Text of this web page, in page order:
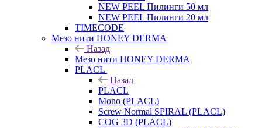
NEW PEEL Пилинги 50 мл
NEW PEEL Пилинги 20 мл
TIMECODE
Мезо нити HONEY DERMA
Назад
Мезо нити HONEY DERMA
PLACL
Назад
PLACL
Mono (PLACL)
Screw Normal SPIRAL (PLACL)
COG 3D (PLACL)